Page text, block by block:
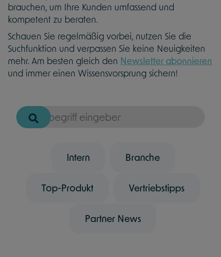
brauchen, um Ihre Kunden umfassend und
kompetent zu beraten.
Schauen Sie regelmäßig vorbei, nutzen Sie die
Suchfunktion und verpassen Sie keine Neuigkeiten
mehr. Am besten gleich den Newsletter abonnieren
und immer einen Wissensvorsprung sichern!
Intern Branche
Top-Produkt Vertriebstipps
Partner News